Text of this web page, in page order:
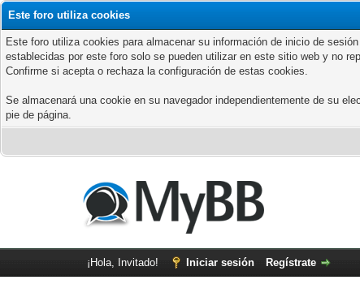
Este foro utiliza cookies
Este foro utiliza cookies para almacenar su información de inicio de
establecidas por este foro solo se pueden utilizar en este sitio web y no
Confirme si acepta o rechaza la configuración de estas cookies.
Se almacenará una cookie en su navegador independientemente de su
pie de página.
¡Hola, Invitado! Iniciar sesión Regístrate